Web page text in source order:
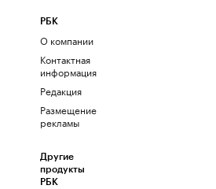
РБК
О компании
Контактная
информация
Редакция
Размещение
рекламы
Другие
продукты
РБК